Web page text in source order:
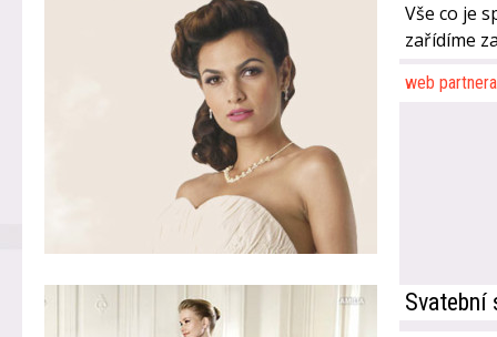
Vše co je
zařídíme
web partnera
Svatební